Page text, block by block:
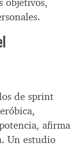
de sprint
afirma
Un estudio